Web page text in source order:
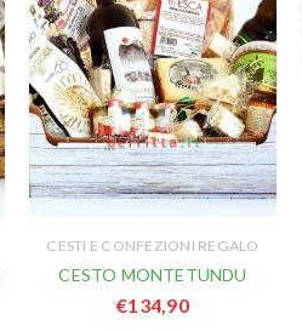
CESTI E CONFEZIONI REGALO
CESTO MONTETUNDU
€134,90